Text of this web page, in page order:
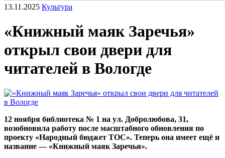
13.11.2025 Культура
«Книжный маяк Заречья»
открыл свои двери для
читателей в Вологде
12 ноября библиотека № 1 на ул. Добролюбова, 31,
возобновила работу после масштабного обновления по
проекту «Народный бюджет ТОС». Теперь она имеет ещё и
название — «Книжный маяк Заречья».